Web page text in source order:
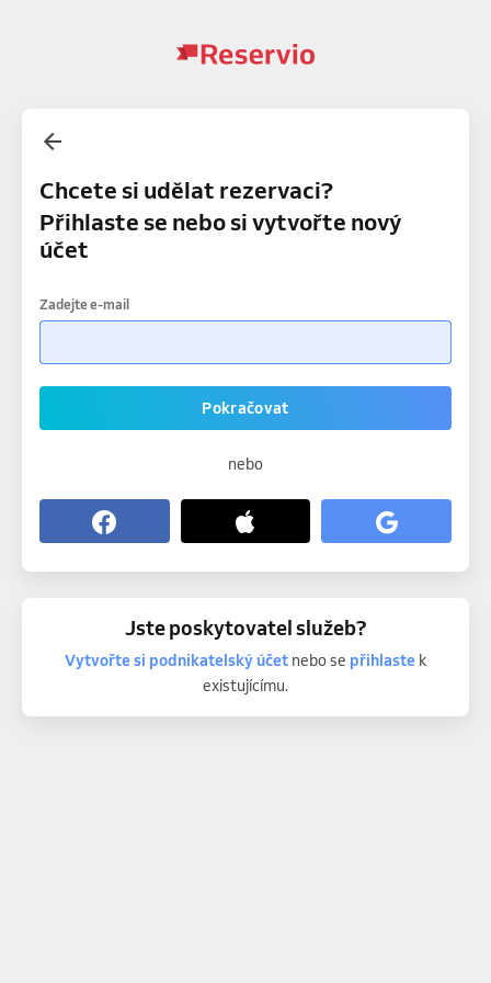
Chcete si udělat rezervaci?
Přihlaste se nebo si vytvořte nový
účet
Zadejte e-mail
Pokračovat
nebo
Jste poskytovatel služeb?
Vytvořte si podnikatelský účetnebo se přihlastek
existujícímu.